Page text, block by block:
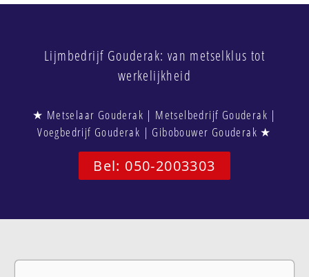
Lijmbedrijf Gouderak: van metselklus tot
werkelijkheid
★ Metselaar Gouderak | Metselbedrijf Gouderak |
Voegbedrijf Gouderak | Gibobouwer Gouderak ★
Bel: 050-2003303